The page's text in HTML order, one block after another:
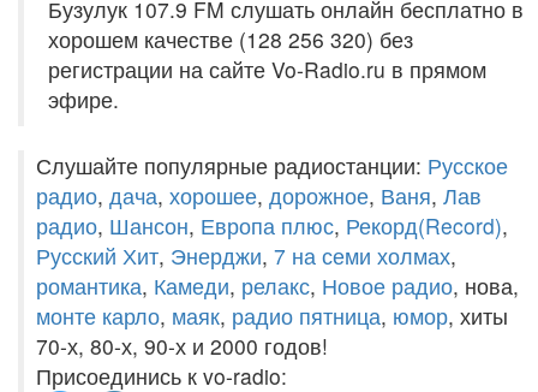
Бузулук 107.9 FM слушать онлайн бесплатно в
хорошем качестве (128 256 320) без
регистрации на сайте Vo-Radio.ru в прямом
эфире.
Слушайте популярные радиостанции: Русское
радио, дача, хорошее, дорожное, Ваня, Лав
радио, Шансон, Европа плюс, Рекорд(Record),
Русский Хит, Энерджи, 7 на семи холмах,
романтика, Камеди, релакс, Новое радио, нова,
монте карло, маяк, радио пятница, юмор, хиты
70-х, 80-х, 90-х и 2000 годов!
Присоединись к vo-radio: